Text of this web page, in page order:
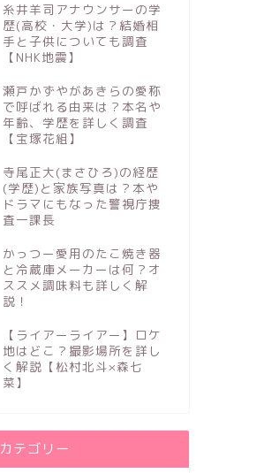
糸井羊司アナウンサーの学
歴(高校・大学)は？結婚相
手と子供についても調査
【NHK地震】
瀬戸かずやがあきらの愛称
で呼ばれる由来は？本名や
年齢、学歴を詳しく調査
【宝塚花組】
寺尾正大(まさひろ)の経歴
(学歴)と家族写真は？本や
ドラマにもなった警視庁捜
査一課長
かっつー愛用のたこ焼き器
と冷蔵庫メーカーは何？オ
ススメ調味料も詳しく解
説！
【ライアーライアー】ロケ
地はどこ？撮影場所を詳し
く解説【松村北斗×森七
菜】
カテゴリー